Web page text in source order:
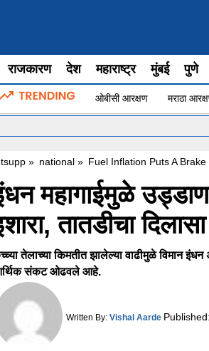
राजकारण देश महाराष्ट्र मुंबई पुणे
ओबीसी आरक्षण मराठा
» national » Fuel Inflation Puts A
महागाईमुळे
तातडीचा
तेलाच्या किमतीत झालेल्या वाढीमुळे विमान
संकट ओढवले आहे.
Written By: Vishal Aarde Published: